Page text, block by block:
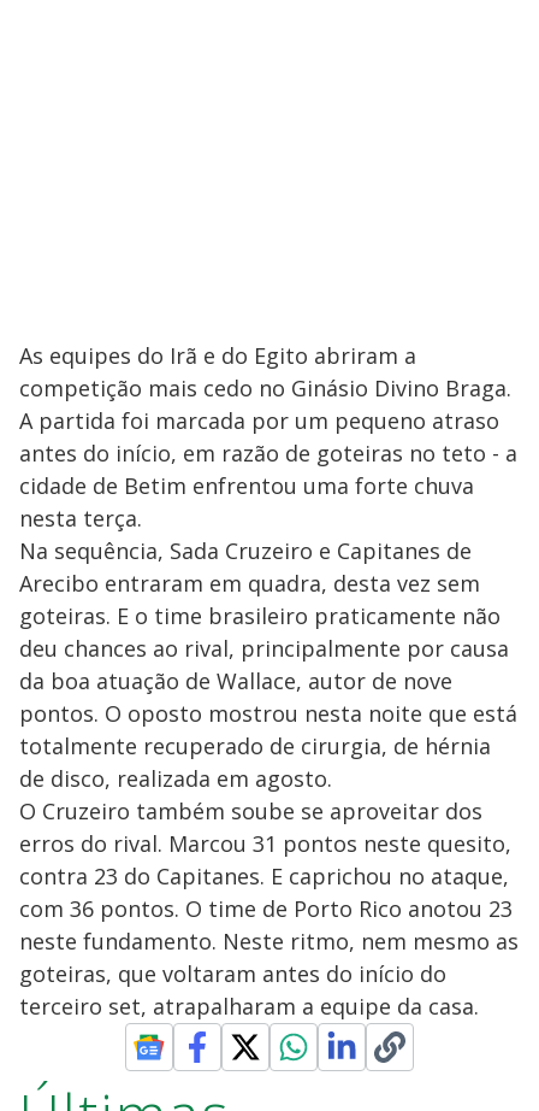
As equipes do Irã e do Egito abriram a
competição mais cedo no Ginásio Divino Braga.
A partida foi marcada por um pequeno atraso
antes do início, em razão de goteiras no teto - a
cidade de Betim enfrentou uma forte chuva
nesta terça.
Na sequência, Sada Cruzeiro e Capitanes de
Arecibo entraram em quadra, desta vez sem
goteiras. E o time brasileiro praticamente não
deu chances ao rival, principalmente por causa
da boa atuação de Wallace, autor de nove
pontos. O oposto mostrou nesta noite que está
totalmente recuperado de cirurgia, de hérnia
de disco, realizada em agosto.
O Cruzeiro também soube se aproveitar dos
erros do rival. Marcou 31 pontos neste quesito,
contra 23 do Capitanes. E caprichou no ataque,
com 36 pontos. O time de Porto Rico anotou 23
neste fundamento. Neste ritmo, nem mesmo as
goteiras, que voltaram antes do início do
terceiro set, atrapalharam a equipe da casa.